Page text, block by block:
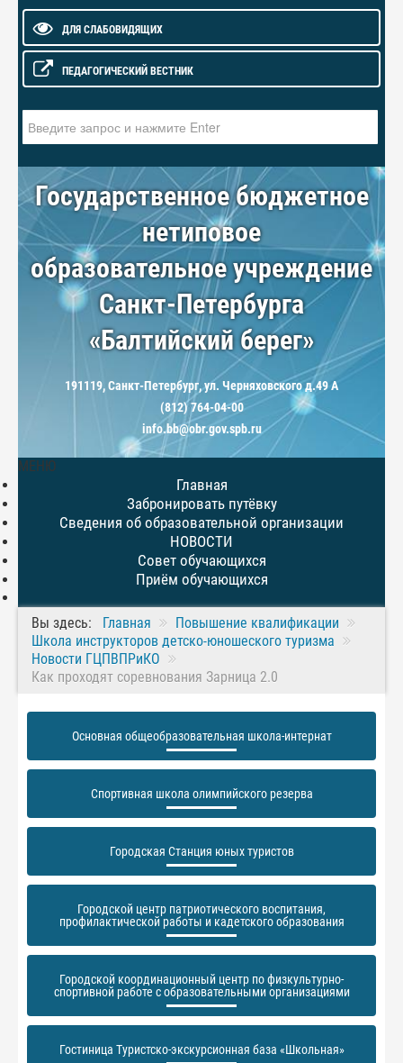
ДЛЯ СЛАБОВИДЯЩИХ
ПЕДАГОГИЧЕСКИЙ ВЕСТНИК
Государственное бюджетное
нетиповое
образовательное учреждение
Санкт-Петербурга
«Балтийский берег»
191119, Санкт-Петербург, ул. Черняховского д.49 А
(812) 764-04-00
info.bb@obr.gov.spb.ru
МЕНЮ
Главная
Забронировать путёвку
Сведения об образовательной организации
НОВОСТИ
Совет обучающихся
Приём обучающихся
Вы здесь: Главная
Повышение квалификации
Школа инструкторов детско-юношеского туризма
Новости ГЦПВПРиКО
Как проходят соревнования Зарница 2.0
Основная общеобразовательная школа-интернат
Спортивная школа олимпийского резерва
Городская Станция юных туристов
Городской центр патриотического воспитания,
профилактической работы и кадетского образования
Городской координационный центр по физкультурно-
спортивной работе с образовательными организациями
Гостиница Туристско-экскурсионная база «Школьная»